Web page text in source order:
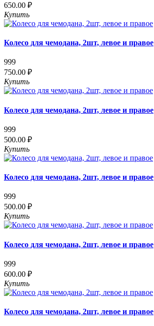
650.00 ₽
Купить
Колесо для чемодана, 2шт, левое и правое
999
750.00 ₽
Купить
Колесо для чемодана, 2шт, левое и правое
999
500.00 ₽
Купить
Колесо для чемодана, 2шт, левое и правое
999
500.00 ₽
Купить
Колесо для чемодана, 2шт, левое и правое
999
600.00 ₽
Купить
Колесо для чемодана, 2шт, левое и правое